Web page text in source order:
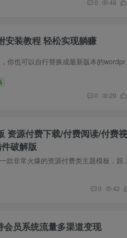
0 49
安装教程 轻松实现躺赚
源码简介
0 29
资源付费下载/付费阅读/付费视
破解版
主题简介 Modown(模板兔主题)是WordPress主题界一
0 42
员系统流量多渠道变现